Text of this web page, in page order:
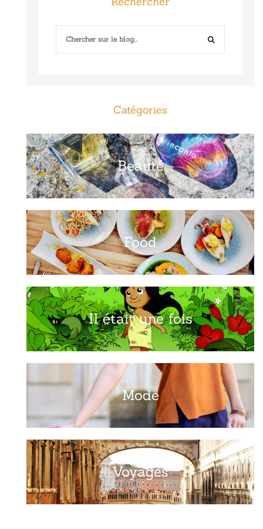
Catégories
Beauté
Food
Il était une fois
Mode
Voyages